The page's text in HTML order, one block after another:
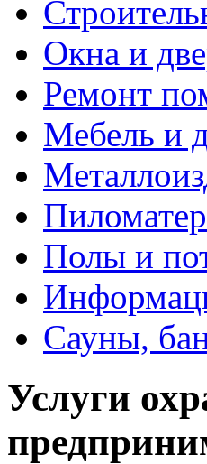
Окна и
Ремонт
Мебель и
Полы и
Сауны,
Услуги